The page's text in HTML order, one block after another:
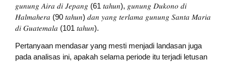
𝑔𝑢𝑛𝑢𝑛𝑔 𝐴𝑖𝑟𝑎 𝑑𝑖 𝐽𝑒𝑝𝑎𝑛𝑔 (61 𝑡𝑎ℎ𝑢𝑛), 𝑔𝑢𝑛𝑢𝑛𝑔 𝐷𝑢𝑘𝑜𝑛𝑜 𝑑𝑖
𝐻𝑎𝑙𝑚𝑎ℎ𝑒𝑟𝑎 (90 𝑡𝑎ℎ𝑢𝑛) 𝑑𝑎𝑛 𝑦𝑎𝑛𝑔 𝑡𝑒𝑟𝑙𝑎𝑚𝑎 𝑔𝑢𝑛𝑢𝑛𝑔 𝑆𝑎𝑛𝑡𝑎 𝑀𝑎𝑟𝑖𝑎
𝑑𝑖 𝐺𝑢𝑎𝑡𝑒𝑚𝑎𝑙𝑎 (101 𝑡𝑎ℎ𝑢𝑛).
Pertanyaan mendasar yang mesti menjadi landasan juga
pada analisas ini, apakah selama periode itu terjadi letusan